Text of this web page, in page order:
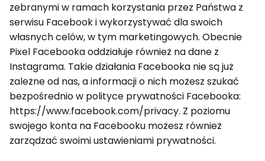
zebranymi w ramach korzystania przez Państwa z
serwisu Facebook i wykorzystywać dla swoich
własnych celów, w tym marketingowych. Obecnie
Pixel Facebooka oddziałuje również na dane z
Instagrama. Takie działania Facebooka nie są już
zależne od nas, a informacji o nich możesz szukać
bezpośrednio w polityce prywatności Facebooka:
https://www.facebook.com/privacy. Z poziomu
swojego konta na Facebooku możesz również
zarządzać swoimi ustawieniami prywatności.